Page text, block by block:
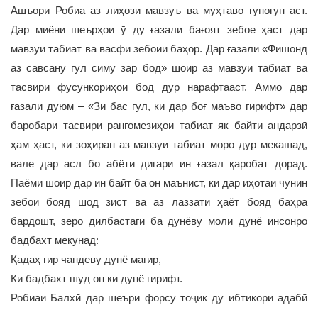
Ашъори Робиа аз лиҳози мавзуъ ва муҳтаво гуногун аст.
Дар миёни шеърҳои ӯ ду ғазали бағоят зебое ҳаст дар
мавзуи табиат ва васфи зебоии баҳор. Дар ғазали «Фишонд
аз савсану гул симу зар бод» шоир аз мавзуи табиат ва
тасвири фусункориҳои бод дур нарафтааст. Аммо дар
ғазали дуюм – «Зи бас гул, ки дар боғ маъво гирифт» дар
баробари тасвири рангомезиҳои табиат як байти андарзӣ
ҳам ҳаст, ки зоҳиран аз мавзуи табиат моро дур мекашад,
вале дар асл бо абёти дигари ин ғазал қаробат дорад.
Паёми шоир дар ин байт ба он маънист, ки дар иҳотаи чунин
зебоӣ бояд шод зист ва аз лаззати ҳаёт бояд баҳра
бардошт, зеро дилбастагӣ ба дунёву моли дунё инсонро
бадбахт мекунад:
Қадаҳ гир чандеву дунё магир,
Ки бадбахт шуд он ки дунё гирифт.
Робиаи Балхӣ дар шеъри форсу тоҷик ду ибтикори адабӣ